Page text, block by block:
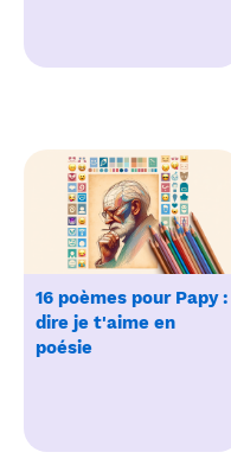
16 poèmes pour Papy :
dire je t'aime en
poésie